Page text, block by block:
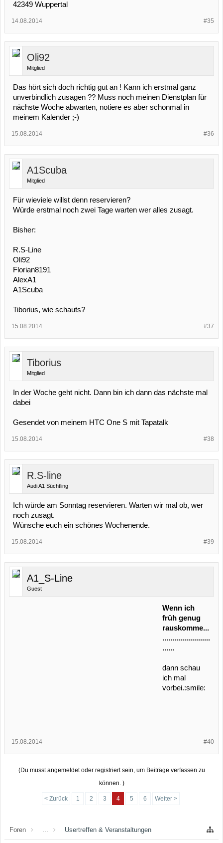
42349 Wuppertal
#35
14.08.2014
Oli92
Mitglied
Das hört sich doch richtig gut an ! Kann ich erstmal ganz
unverbindlich zusagen ?? Muss noch meinen Dienstplan für
nächste Woche abwarten, notiere es aber schonmal in
meinem Kalender ;-)
#36
15.08.2014
A1Scuba
Mitglied
Für wieviele willst denn reservieren?
Würde erstmal noch zwei Tage warten wer alles zusagt.
Bisher:
R.S-Line
Oli92
Florian8191
AlexA1
A1Scuba
Tiborius, wie schauts?
#37
15.08.2014
Tiborius
Mitglied
In der Woche geht nicht. Dann bin ich dann das nächste mal
dabei
Gesendet von meinem HTC One S mit Tapatalk
#38
15.08.2014
R.S-line
Audi A1 Süchtling
Ich würde am Sonntag reservieren. Warten wir mal ob, wer
noch zusagt.
Wünsche euch ein schönes Wochenende.
#39
15.08.2014
A1_S-Line
Guest
Wenn ich
früh genug
rauskomme...
........................
......
dann schau
ich mal
vorbei.:smile:
#40
15.08.2014
(Du musst angemeldet oder registriert sein, um Beiträge verfassen zu
können. )
< Zurück 1 2 3 4 5 6 Weiter >
Foren ... Usertreffen & Veranstaltungen